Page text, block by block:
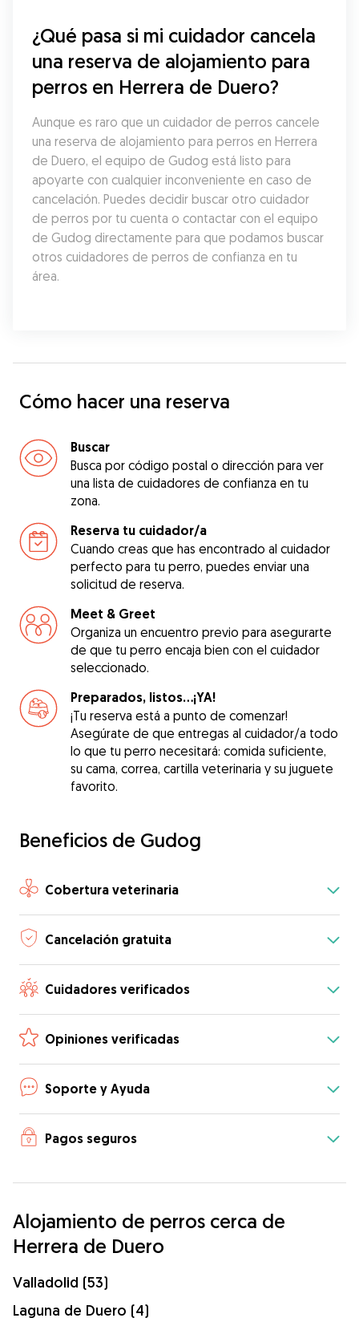
¿Qué pasa si mi cuidador cancela
una reserva de alojamiento para
perros en Herrera de Duero?
Aunque es raro que un cuidador de perros cancele
una reserva de alojamiento para perros en Herrera
de Duero, el equipo de Gudog está listo para
apoyarte con cualquier inconveniente en caso de
cancelación. Puedes decidir buscar otro cuidador
de perros por tu cuenta o contactar con el equipo
de Gudog directamente para que podamos buscar
otros cuidadores de perros de confianza en tu
área.
Cómo hacer una reserva
Buscar
Busca por código postal o dirección para ver
una lista de cuidadores de confianza en tu
zona.
Reserva tu cuidador/a
Cuando creas que has encontrado al cuidador
perfecto para tu perro, puedes enviar una
solicitud de reserva.
Meet & Greet
Organiza un encuentro previo para asegurarte
de que tu perro encaja bien con el cuidador
seleccionado.
Preparados, listos...¡YA!
¡Tu reserva está a punto de comenzar!
Asegúrate de que entregas al cuidador/a todo
lo que tu perro necesitará: comida suficiente,
su cama, correa, cartilla veterinaria y su juguete
favorito.
Beneficios de Gudog
Cobertura veterinaria
Cancelación gratuita
Cuidadores verificados
Opiniones verificadas
Soporte y Ayuda
Pagos seguros
Alojamiento de perros cerca de
Herrera de Duero
Valladolid (53)
Laguna de Duero (4)